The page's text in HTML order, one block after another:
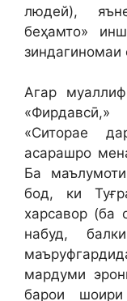
людей),
беҳамто»
Агар
«Ситорае
асарашро
Ба
бод, ки
харсавор (ба
набуд,
мардуми
барои